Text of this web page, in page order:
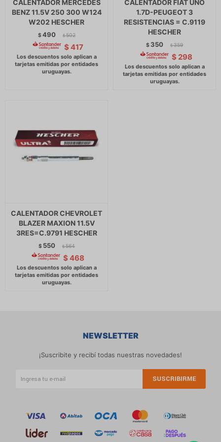
CALENTADOR MERCEDES
BENZ 11.5V 250 300 W124
W202 HESCHER
$490 $ 502
$ 417
CALENTADOR FIAT UNO
1.7D-PEUGEOT 3
RESISTENCIAS = C.9119
HESCHER
$ 350 $ 359
$ 298
CALENTADOR CHEVROLET
BLAZER MAXION 11.5V
3RES=C.9791 HESCHER
$ 550 $ 564
$ 468
NEWSLETTER
¡Suscribite y recibí todas nuestras novedades!
SUSCRIBIRME